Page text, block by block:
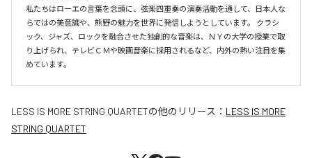
私たちはローエの言葉を念頭に、弦楽四重奏の演奏活動を通して、日本人な
らではの美意識や、熊野の魅力を世界に発信しようとしています。 クラシ
ック、ジャズ、ロックを融合させた独創的な音楽は、ＮＹの大学の授業で取
り上げられ、テレビＣＭや映画音楽に採用されるなど、内外の熱い注目を集
めています。
LESS IS MORE STRING QUARTETの他のリリース： LESS IS MORE
STRING QUARTET